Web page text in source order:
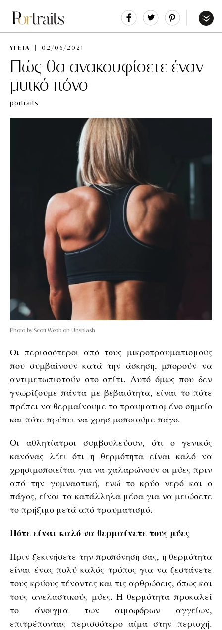
Share Tweet
ΥΓΕΙΑ 02/06/2021
Πώς θα ανακουφίσετε έναν
μυικό πόνο
portraits
Photo by Scott Webb on Unsplash
Οι περισσότεροι από τους μικροτραυματισμούς
που συμβαίνουν κατά την άσκηση, μπορούν να
αντιμετωπιστούν στο σπίτι. Αυτό όμως που δεν
γνωρίζουμε πάντα με βεβαιότητα, είναι το πότε
πρέπει να θερμαίνουμε το τραυματισμένο σημείο
και πότε πρέπει να χρησιμοποιούμε πάγο.
Οι αθλητίατροι συμβουλεύουν, ότι ο γενικός
κανόνας λέει ότι η θερμότητα είναι καλό να
χρησιμοποιείται για να χαλαρώνουν οι μύες πριν
από την γυμναστική, ενώ το κρύο νερό και ο
πάγος, είναι τα κατάλληλα μέσα για να μειώσετε
το πρήξιμο μετά από τραυματισμό.
Πότε είναι καλό να θερμαίνετε τους μύες
Πριν ξεκινήσετε την προπόνηση σας, η θερμότητα
είναι ένας πολύ καλός τρόπος για να ζεστάνετε
τους κρύους τένοντες και τις αρθρώσεις, όπως και
τους ανελαστικούς μύες. Η θερμότητα προκαλεί
το άνοιγμα των αιμοφόρων αγγείων,
επιτρέποντας περισσότερο αίμα στην περιοχή.